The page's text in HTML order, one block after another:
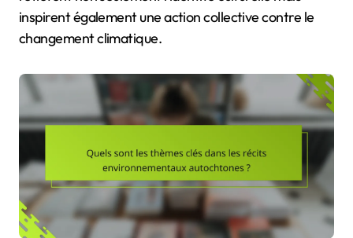
inspirent également une action collective contre le
changement climatique.